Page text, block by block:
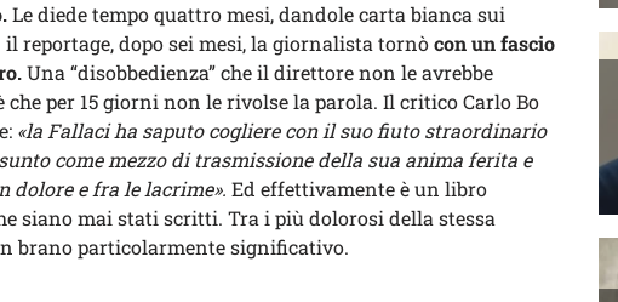
Le diede tempo quattro mesi, dandole carta bianca sui
reportage, dopo sei mesi, la giornalista tornòcon un fascio
Una “disobbedienza” che il direttore non le avrebbe
che per 15 giorni non le rivolse la parola. Il critico Carlo Bo
«la Fallaci ha saputo cogliere con il suo fiuto straordinario
come mezzo di trasmissione della sua anima ferita e
dolore e fra le lacrime». Ed effettivamente è un libro
siano mai stati scritti. Tra i più dolorosi della stessa
brano particolarmente significativo.